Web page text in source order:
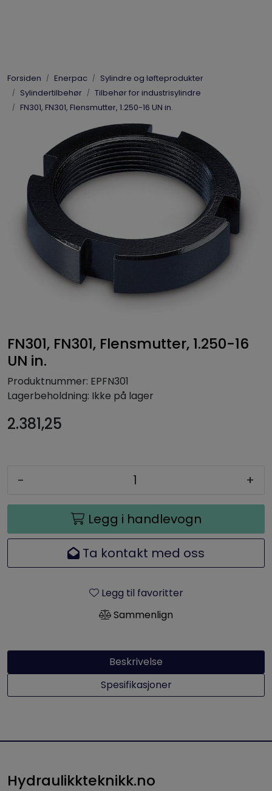
Forsiden Enerpac
Sylindre og løfteprodukter
Sylindertilbehør
Tilbehør for industrisylindre
FN301, FN301, Flensmutter, 1.250-16 UN in.
FN301, FN301, Flensmutter, 1.250-16
UN in.
Produktnummer: EPFN301
Lagerbeholdning: Ikke på lager
2.381,25
- +
Legg i handlevogn
Ta kontakt med oss
Legg til favoritter
Sammenlign
Beskrivelse
Spesifikasjoner
Hydraulikkteknikk.no
Enerpac
Dynaset
Vinsjer
Vis priserinkl. mva.